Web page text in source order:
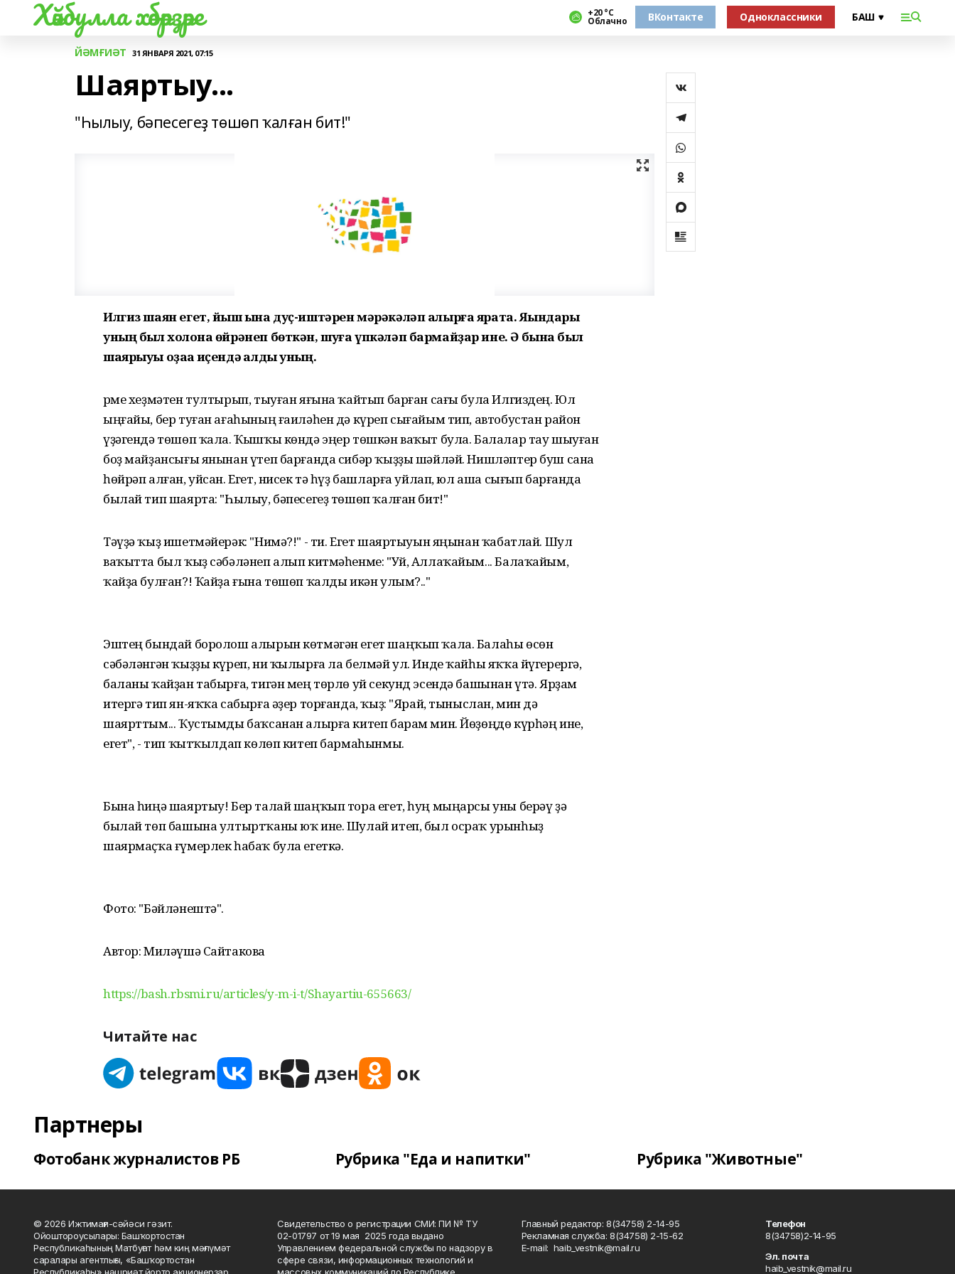
Хәйбулла хәбәрҙәре +20 °С
Облачно ВКонтакте Одноклассники
ЙӘМҒИӘТ 31 ЯНВАРЯ 2021, 07:15
Шаяртыу...
"Һылыу, бәпесегеҙ төшөп ҡалған бит!"
Илгиз шаян егет, йыш ҡына дуҫ-иштәрен мәрәкәләп алырға ярата. Яҡындары
уның был холҡона өйрәнеп бөткән, шуға үпкәләп бармайҙар ине. Ә бына был
шаярыуы оҙаҡҡа иҫендә ҡалды уның.
Әрме хеҙмәтен тултырып, тыуған яғына ҡайтып барған сағы була Илгиздең. Юл
ыңғайы, бер туған ағаһының ғаиләһен дә күреп сығайым тип, автобустан район
үҙәгендә төшөп ҡала. Ҡышҡы көндә эңер төшкән ваҡыт була. Балалар тау шыуған
боҙ майҙансығы янынан үтеп барғанда сибәр ҡыҙҙы шәйләй. Нишләптер буш сана
һөйрәп алған, уйсан. Егет, нисек тә һүҙ башларға уйлап, юл аша сығып барғанда
былай тип шаярта: "Һылыу, бәпесегеҙ төшөп ҡалған бит!"
Тәүҙә ҡыҙ ишетмәйерәк: "Нимә?!" - ти. Егет шаяртыуын яңынан ҡабатлай. Шул
ваҡытта был ҡыҙ сәбәләнеп алып китмәһенме: "Уй, Аллаҡайым... Балаҡайым,
ҡайҙа булған?! Ҡайҙа ғына төшөп ҡалды икән улым?.."
Эштең бындай боролош алырын көтмәгән егет шаңҡып ҡала. Балаһы өсөн
сәбәләнгән ҡыҙҙы күреп, ни ҡылырға ла белмәй ул. Инде ҡайһы яҡҡа йүгерергә,
баланы ҡайҙан табырға, тигән мең төрлө уй секунд эсендә башынан үтә. Ярҙам
итергә тип ян-яҡҡа сабырға әҙер торғанда, ҡыҙ: "Ярай, тыныслан, мин дә
шаярттым... Ҡустымды баҡсанан алырға китеп барам мин. Йөҙөңдө күрһәң ине,
егет", - тип ҡытҡылдап көлөп китеп бармаһынмы.
Бына һиңә шаяртыу! Бер талай шаңҡып тора егет, һуң мыңарсы уны берәү ҙә
былай төп башына ултыртҡаны юҡ ине. Шулай итеп, был осраҡ урынһыҙ
шаярмаҫҡа ғүмерлек һабаҡ була егеткә.
Фото: "Бәйләнештә".
Автор: Миләүшә Сайтакова
https://bash.rbsmi.ru/articles/y-m-i-t/Shayartiu-655663/
Читайте нас
Партнеры
Фотобанк журналистов РБ Рубрика "Еда и напитки" Рубрика "Животные"
© 2026 Ижтимағи-сәйәси гәзит.
Ойоштороусылары: Башҡортостан
Республикаһының Матбуғат һәм киң мәғлүмәт
саралары агентлығы, «Башҡортостан
Свидетельство о регистрации СМИ: ПИ № ТУ
02-01797 от 19 мая 2025 года выдано
Управлением федеральной службы по надзору в
сфере связи, информационных технологий и
Главный редактор: 8(34758) 2-14-95
Рекламная служба: 8(34758) 2-15-62
Е-mаil: haib_vestnik@mail.ru
Телефон
8(34758)2-14-95
Эл. почта
haib_vestnik@mail.ru